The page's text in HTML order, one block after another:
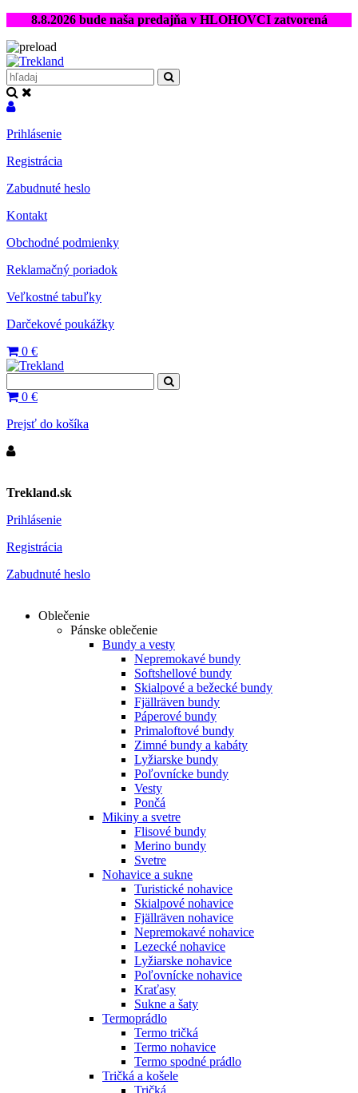
8.8.2026 bude naša predajňa v HLOHOVCI zatvorená
Prihlásenie
Registrácia
Zabudnuté heslo
Kontakt
Obchodné podmienky
Reklamačný poriadok
Veľkostné tabuľky
Darčekové poukážky
0 €
0 €
Prejsť do košíka
Trekland.sk
Prihlásenie
Registrácia
Zabudnuté heslo
Oblečenie
Pánske oblečenie
Bundy a vesty
Nepremokavé bundy
Softshellové bundy
Skialpové a bežecké bundy
Fjällräven bundy
Páperové bundy
Primaloftové bundy
Zimné bundy a kabáty
Lyžiarske bundy
Poľovnícke bundy
Vesty
Pončá
Mikiny a svetre
Flisové bundy
Merino bundy
Svetre
Nohavice a sukne
Turistické nohavice
Skialpové nohavice
Fjällräven nohavice
Nepremokavé nohavice
Lezecké nohavice
Lyžiarske nohavice
Poľovnícke nohavice
Kraťasy
Sukne a šaty
Termoprádlo
Termo tričká
Termo nohavice
Termo spodné prádlo
Tričká a košele
Tričká